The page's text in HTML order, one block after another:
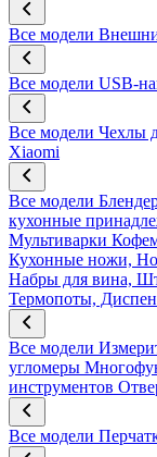
Все модели
Все модели USB-
Все модели Чехлы
Xiaomi
Все модели
кухонные
Мультиварки
Кухонные ножи,
Набры для вина,
Термопоты,
Все модели
угломеры
инструментов
Все модели